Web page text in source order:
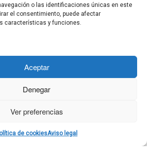
o las identificaciones únicas en este
el consentimiento, puede afectar
características y funciones.
Aceptar
Denegar
Ver preferencias
de cookiesAviso legal
Política de cookies
Política de cookies (UE)
Política de privacidad
en contacto con nosotros
con elTema Customizr